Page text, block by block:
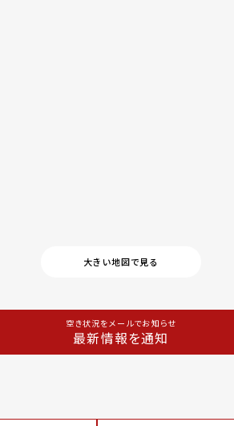
大きい地図で見る
空き状況をメールでお知らせ
最新情報を通知